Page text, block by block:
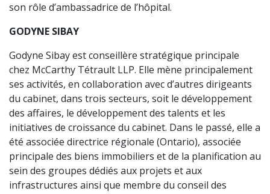
son rôle d’ambassadrice de l’hôpital.
GODYNE SIBAY
Godyne Sibay est conseillère stratégique principale
chez McCarthy Tétrault LLP. Elle mène principalement
ses activités, en collaboration avec d’autres dirigeants
du cabinet, dans trois secteurs, soit le développement
des affaires, le développement des talents et les
initiatives de croissance du cabinet. Dans le passé, elle a
été associée directrice régionale (Ontario), associée
principale des biens immobiliers et de la planification au
sein des groupes dédiés aux projets et aux
infrastructures ainsi que membre du conseil des